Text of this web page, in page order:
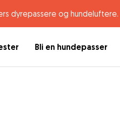
dyrepassere og hundeluftere.
Bli en hundepasser